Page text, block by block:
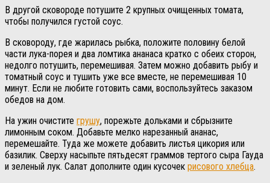
В другой сковороде потушите 2 крупных очищенных томата,
чтобы получился густой соус.
В сковороду, где жарилась рыбка, положите половину белой
части лука-порея и два ломтика ананаса кратко с обеих сторон,
недолго потушить, перемешивая. Затем можно добавить рыбу и
томатный соус и тушить уже все вместе, не перемешивая 10
минут. Если не любите готовить сами, воспользуйтесь заказом
обедов на дом.
На ужин очистите грушу, порежьте дольками и сбрызните
лимонным соком. Добавьте мелко нарезанный ананас,
перемешайте. Туда же можете добавить листья цикория или
базилик. Сверху насыпьте пятьдесят граммов тертого сыра Гауда
и зеленый лук. Салат дополните один кусочек рисового хлебца.